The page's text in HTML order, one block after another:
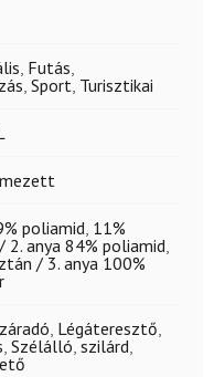
, Futás,
, Sport, Turisztikai
poliamid, 11%
2. anya 84% poliamid,
/ 3. anya 100%
, Légáteresztő,
, Szélálló, szilárd,